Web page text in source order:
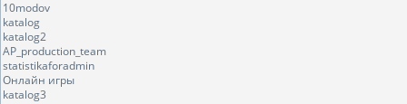
10modov
katalog
katalog2
AP_production_team
statistikaforadmin
Онлайн игры
katalog3